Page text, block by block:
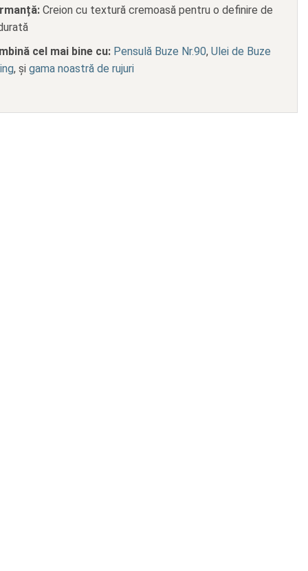
Cremoasă și Confortabilă
Creion cu textură cremoasă pentru o definire de
cel mai bine cu: Pensulă Buze Nr.90, Ulei de Buze
, și gama noastră de rujuri